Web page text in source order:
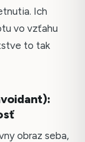
Ich
vo vzťahu
to tak
obraz seba,